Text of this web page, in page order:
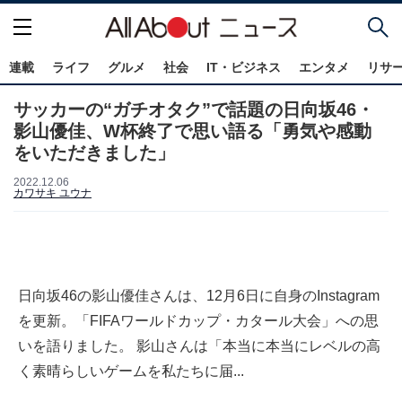
連載 ライフ グルメ 社会 IT・ビジネス エンタメ リサ
サッカーの“ガチオタク”で話題の日向坂46・
影山優佳、W杯終了で思い語る「勇気や感動
をいただきました」
2022.12.06
カワサキ ユウナ
日向坂46の影山優佳さんは、12月6日に自身のInstagram
を更新。「FIFAワールドカップ・カタール大会」への思
いを語りました。 影山さんは「本当に本当にレベルの高
く素晴らしいゲームを私たちに届...